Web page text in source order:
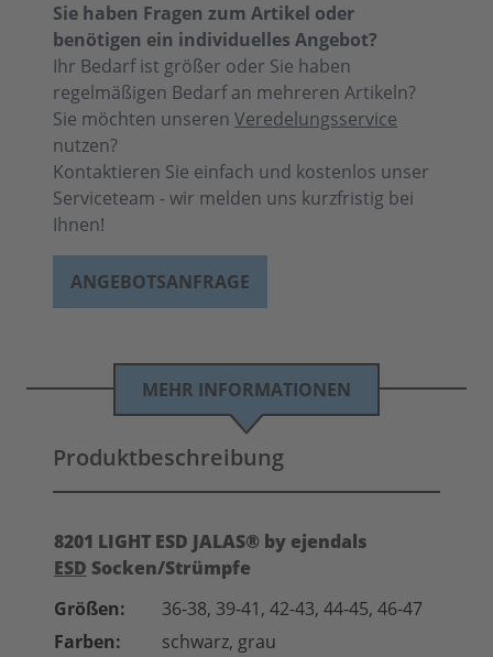
Sie haben Fragen zum Artikel oder
benötigen ein individuelles Angebot?
Ihr Bedarf ist größer oder Sie haben
regelmäßigen Bedarf an mehreren Artikeln?
Sie möchten unseren Veredelungsservice
nutzen?
Kontaktieren Sie einfach und kostenlos unser
Serviceteam - wir melden uns kurzfristig bei
Ihnen!
ANGEBOTSANFRAGE
MEHR INFORMATIONEN
Produktbeschreibung
8201 LIGHT ESD JALAS® by ejendals
ESD Socken/Strümpfe
Größen:
36-38, 39-41, 42-43, 44-45, 46-47
Farben:
schwarz, grau